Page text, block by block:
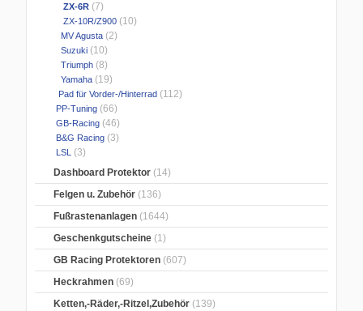
ZX-6R (7)
ZX-10R/Z900 (10)
MV Agusta (2)
Suzuki (10)
Triumph (8)
Yamaha (19)
Pad für Vorder-/Hinterrad (112)
PP-Tuning (66)
GB-Racing (46)
B&G Racing (3)
LSL
(3)
Dashboard Protektor (14)
Felgen u. Zubehör (136)
Fußrastenanlagen (1644)
Geschenkgutscheine (1)
GB Racing Protektoren (607)
Heckrahmen (69)
Ketten,-Räder,-Ritzel,Zubehör (139)